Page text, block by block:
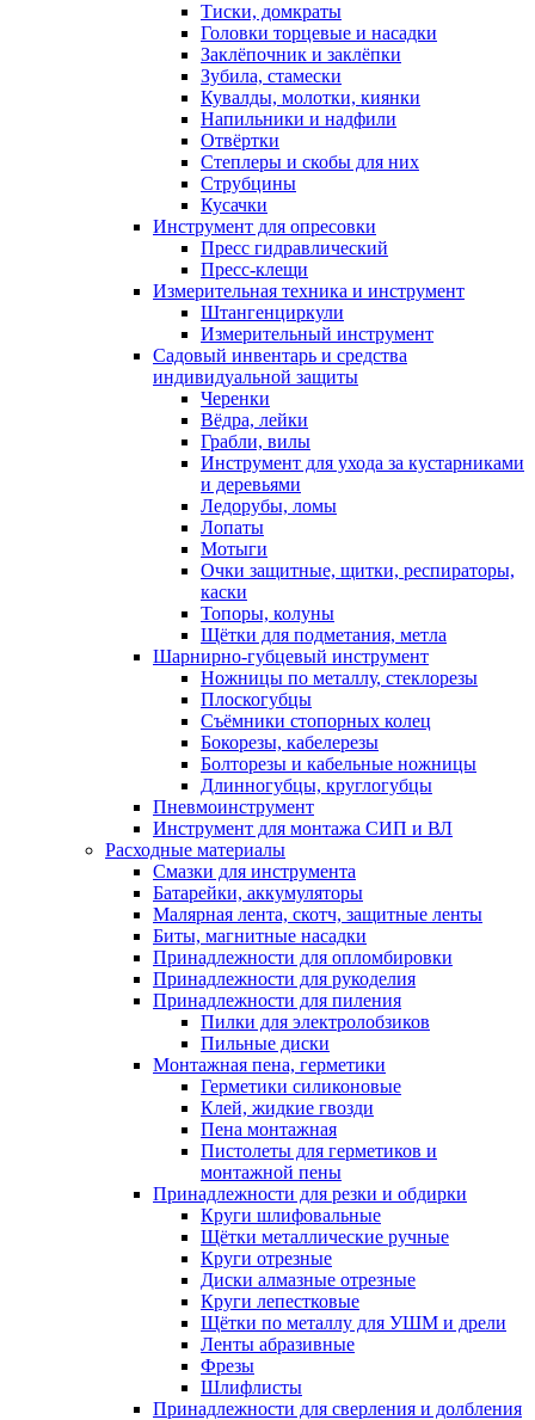
Тиски, домкраты
Головки торцевые и насадки
Заклёпочник и заклёпки
Зубила, стамески
Кувалды, молотки, киянки
Напильники и надфили
Отвёртки
Степлеры и скобы для них
Струбцины
Кусачки
Инструмент для опресовки
Пресс гидравлический
Пресс-клещи
Измерительная техника и инструмент
Штангенциркули
Измерительный инструмент
Садовый инвентарь и средства
индивидуальной защиты
Черенки
Вёдра, лейки
Грабли, вилы
Инструмент для ухода за кустарниками
и деревьями
Ледорубы, ломы
Лопаты
Мотыги
Очки защитные, щитки, респираторы,
каски
Топоры, колуны
Щётки для подметания, метла
Шарнирно-губцевый инструмент
Ножницы по металлу, стеклорезы
Плоскогубцы
Съёмники стопорных колец
Бокорезы, кабелерезы
Болторезы и кабельные ножницы
Длинногубцы, круглогубцы
Пневмоинструмент
Инструмент для монтажа СИП и ВЛ
Расходные материалы
Смазки для инструмента
Батарейки, аккумуляторы
Малярная лента, скотч, защитные ленты
Биты, магнитные насадки
Принадлежности для опломбировки
Принадлежности для рукоделия
Принадлежности для пиления
Пилки для электролобзиков
Пильные диски
Монтажная пена, герметики
Герметики силиконовые
Клей, жидкие гвозди
Пена монтажная
Пистолеты для герметиков и
монтажной пены
Принадлежности для резки и обдирки
Круги шлифовальные
Щётки металлические ручные
Круги отрезные
Диски алмазные отрезные
Круги лепестковые
Щётки по металлу для УШМ и дрели
Ленты абразивные
Фрезы
Шлифлисты
Принадлежности для сверления и долбления